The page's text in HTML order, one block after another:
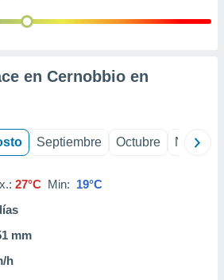
en Cernobbio en
Septiembre Octubre
27°C Min: 19°C
mm
h